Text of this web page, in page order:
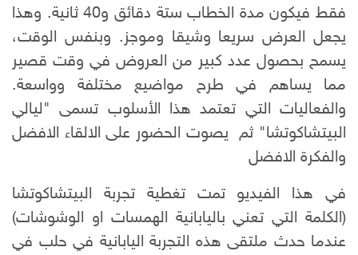
فقط فيكون مدة الخطاب ستة دقائق و40 ثانية. وهذا
يجعل العرض سريعا وشيقا وموجز. وبنفس الوقت،
يسمح بحصول عدد كبير من العروض في وقت قصير
مما يساهم في طرح مواضيع مختلفة وواسعة.
والفعاليات التي تعتمد هذا الأسلوب تسمى "ليالي
البيتشاكوتشا" ثم يصوت الحضور على الالقاء الافضل
والفكرة الافضل
في هذا الفيديو تمت تغطية تجربة البيتشاكوتشا
(الكلمة التي تعني باليابانية الهمسات او الوشوشات)
عندما حدث ملتقى هذه التجربة اليابانية في حلب في